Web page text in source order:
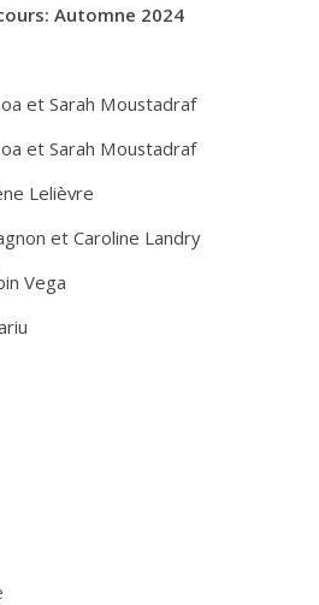
Automne 2024
et Sarah Moustadraf
et Sarah Moustadraf
Lelièvre
et Caroline Landry
Vega